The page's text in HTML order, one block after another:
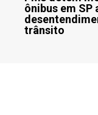
ônibus em SP
trânsito